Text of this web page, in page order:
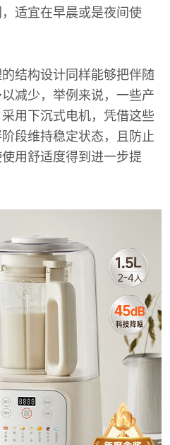
适宜在早晨或是夜间使
结构设计同样能够把伴随
减少，举例来说，一些产
用下沉式电机，凭借这些
段维持稳定状态，且防止
用舒适度得到进一步提